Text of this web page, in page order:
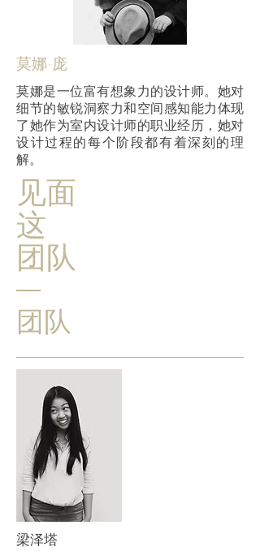
莫娜·庞
莫娜是一位富有想象力的设计师。她对
细节的敏锐洞察力和空间感知能力体现
了她作为室内设计师的职业经历，她对
设计过程的每个阶段都有着深刻的理
解。
见面
这
团队
团队
梁泽塔